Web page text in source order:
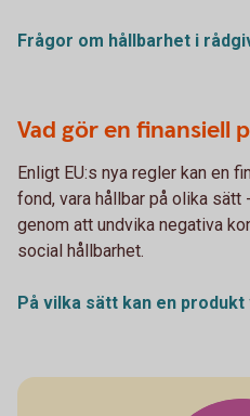
Frågor om hållbarhet i
Vad gör en finansiell
Enligt EU:s nya regler kan en
fond, vara hållbar på olika sätt
genom att undvika negativa
social hållbarhet.
På vilka sätt kan en produkt